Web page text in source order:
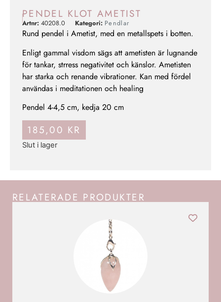
PENDEL KLOT AMETIST
Artnr: 40208.0 Kategori: Pendlar
Rund pendel i Ametist, med en metallspets i botten.
Enligt gammal visdom sägs att ametisten är lugnande
för tankar, strress negativitet och känslor. Ametisten
har starka och renande vibrationer. Kan med fördel
användas i meditationen och healing
Pendel 4-4,5 cm, kedja 20 cm
185,00 KR
Slut i lager
RELATERADE PRODUKTER